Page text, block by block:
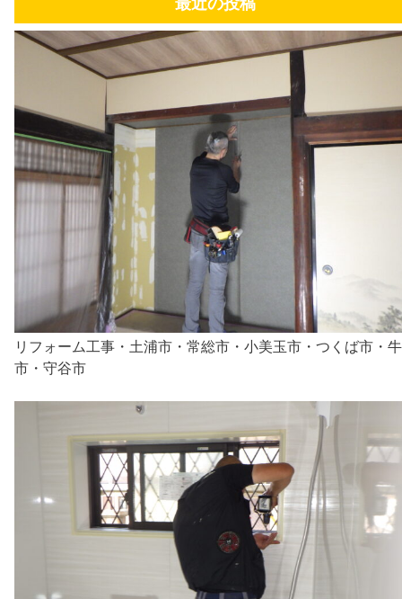
リフォーム工事・土浦市・常総市・小美玉市・つくば市・
市・守谷市